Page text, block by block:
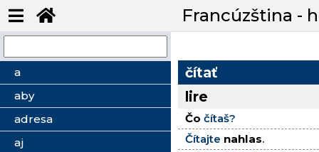
Francúzština -
a
aby
adresa
aj
čítať
lire
Čo čítaš?
Čítajte nahlas.